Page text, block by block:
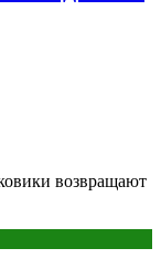
возвращают